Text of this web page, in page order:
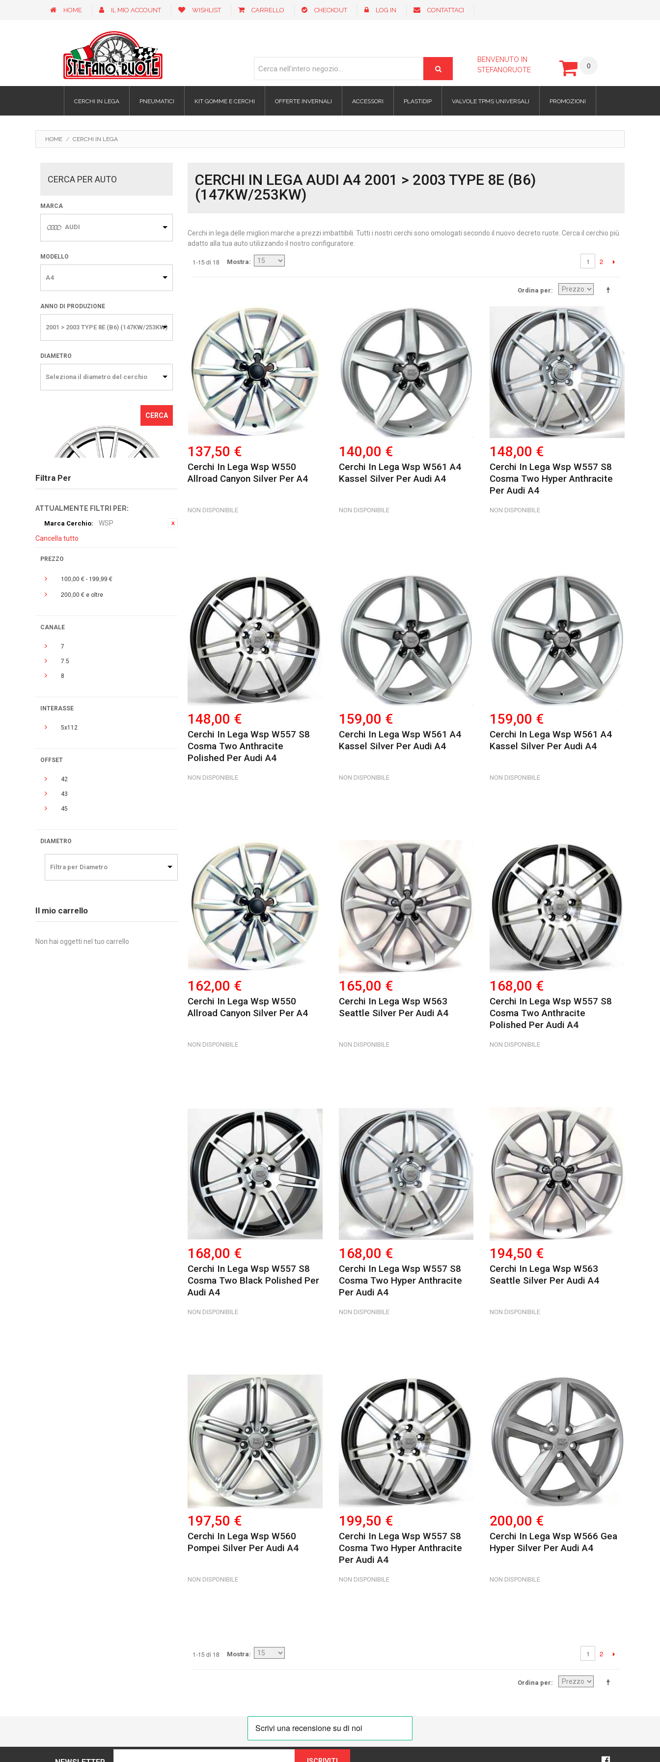
HOME IL MIO ACCOUNT WISHLIST CARRELLO CHECKOUT LOG IN CONTATTACI
BENVENUTO IN
STEFANORUOTE
0
CERCHI IN LEGA PNEUMATICI KIT GOMME E CERCHI OFFERTE INVERNALI ACCESSORI PLASTIDIP VALVOLE TPMS UNIVERSALI PROMOZIONI
HOME / CERCHI IN LEGA
CERCA PER AUTO
MARCA
AUDI
MODELLO
A4
ANNO DI PRODUZIONE
2001 > 2003 TYPE 8E (B6) (147KW/253KW)
DIAMETRO
Seleziona il diametro del cerchio
CERCA
Filtra Per
ATTUALMENTE FILTRI PER:
Marca Cerchio:
WSP
Cancella tutto
PREZZO
100,00 € - 199,99 €
200,00 € e oltre
CANALE
7
7.5
8
INTERASSE
5x112
OFFSET
42
43
45
DIAMETRO
Filtra per Diametro
CERCHI IN LEGA AUDI A4 2001 > 2003 TYPE 8E (B6)
(147KW/253KW)
Cerchi in lega delle migliori marche a prezzi imbattibili. Tutti i nostri cerchi sono omologati secondo il nuovo decreto ruote. Cerca il cerchio più
adatto alla tua auto utilizzando il nostro configuratore.
1-15 di 18 Mostra 1 2
Ordina per
137,50 €
Cerchi In Lega Wsp W550
Allroad Canyon Silver Per A4
NON DISPONIBILE
140,00 €
Cerchi In Lega Wsp W561 A4
Kassel Silver Per Audi A4
NON DISPONIBILE
148,00 €
Cerchi In Lega Wsp W557 S8
Cosma Two Hyper Anthracite
Per Audi A4
NON DISPONIBILE
148,00 €
Cerchi In Lega Wsp W557 S8
Cosma Two Anthracite
Polished Per Audi A4
NON DISPONIBILE
159,00 €
Cerchi In Lega Wsp W561 A4
Kassel Silver Per Audi A4
NON DISPONIBILE
159,00 €
Cerchi In Lega Wsp W561 A4
Kassel Silver Per Audi A4
NON DISPONIBILE
162,00 €
Cerchi In Lega Wsp W550
Allroad Canyon Silver Per A4
NON DISPONIBILE
165,00 €
Cerchi In Lega Wsp W563
Seattle Silver Per Audi A4
NON DISPONIBILE
168,00 €
Cerchi In Lega Wsp W557 S8
Cosma Two Anthracite
Polished Per Audi A4
NON DISPONIBILE
168,00 €
Cerchi In Lega Wsp W557 S8
Cosma Two Black Polished Per
Audi A4
NON DISPONIBILE
168,00 €
Cerchi In Lega Wsp W557 S8
Cosma Two Hyper Anthracite
Per Audi A4
NON DISPONIBILE
194,50 €
Cerchi In Lega Wsp W563
Seattle Silver Per Audi A4
NON DISPONIBILE
197,50 €
Cerchi In Lega Wsp W560
Pompei Silver Per Audi A4
NON DISPONIBILE
199,50 €
Cerchi In Lega Wsp W557 S8
Cosma Two Hyper Anthracite
Per Audi A4
NON DISPONIBILE
200,00 €
Cerchi In Lega Wsp W566 Gea
Hyper Silver Per Audi A4
NON DISPONIBILE
1-15 di 18 Mostra 1 2
Ordina per
Il mio carrello
Non hai oggetti nel tuo carrello